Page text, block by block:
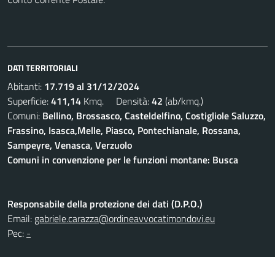
DATI TERRITORIALI
Abitanti: 17.719 al 31/12/2024
Superficie:411,14 Kmq. Densità:42 (ab/kmq.)
Comuni: Bellino, Brossasco, Casteldelfino, Costigliole Saluzzo,
Frassino, Isasca,Melle, Piasco, Pontechianale, Rossana,
Sampeyre, Venasca, Verzuolo
Comuni in convenzione per le funzioni montane: Busca
Responsabile della protezione dei dati (D.P.O.)
Email: gabriele.carazza@ordineavvocatimondovi.eu
Pec: -